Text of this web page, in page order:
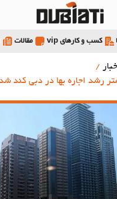
کسب و کارهای vip مقالات
/
رشد اجاره بها در دبی کند